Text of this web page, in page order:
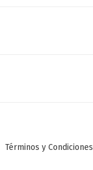
Términos y Condiciones